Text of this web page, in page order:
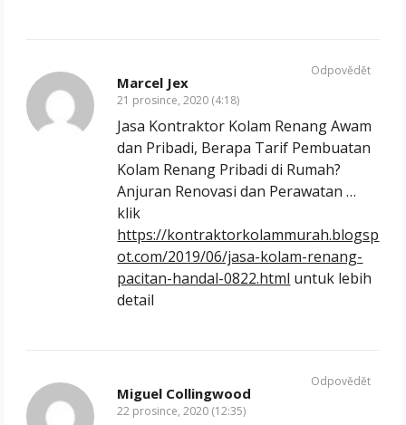
Marcel Jex
21 prosince, 2020 (4:18)
Jasa Kontraktor Kolam Renang Awam
dan Pribadi, Berapa Tarif Pembuatan
Kolam Renang Pribadi di Rumah?
Anjuran Renovasi dan Perawatan …
klik
https://kontraktorkolammurah.blogsp
ot.com/2019/06/jasa-kolam-renang-
pacitan-handal-0822.html untuk lebih
detail
Odpovědět
Miguel Collingwood
22 prosince, 2020 (12:35)
Odpovědět